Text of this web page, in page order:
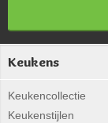
Keukens
Keukencollectie
Keukenstijlen